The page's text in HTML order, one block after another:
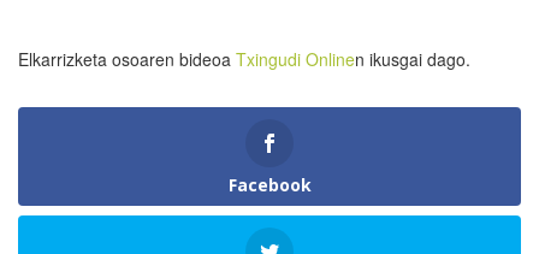
Elkarrizketa osoaren bideoa Txingudi Onlinen ikusgai dago.
Facebook